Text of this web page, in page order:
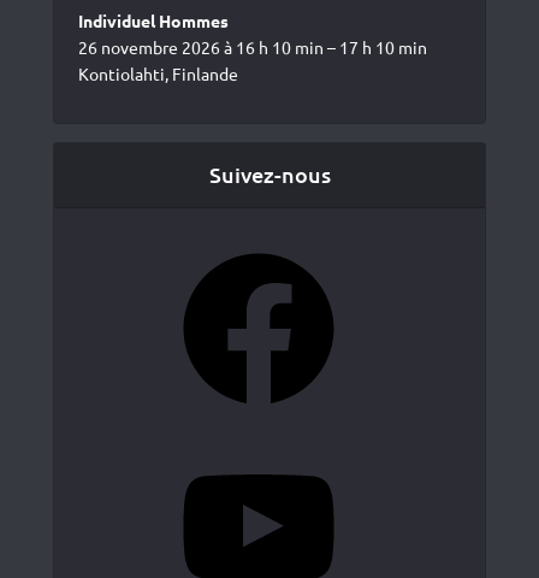
Individuel Hommes
26 novembre 2026 à 16 h 10 min – 17 h 10 min
Kontiolahti, Finlande
Suivez-nous